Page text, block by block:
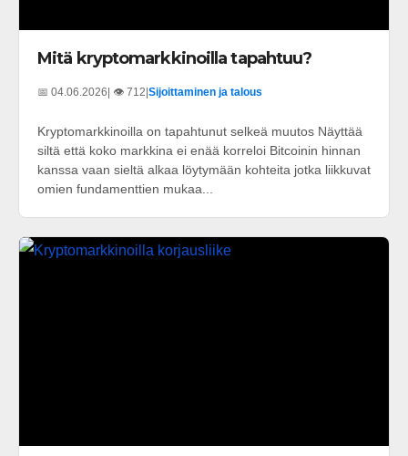
Mitä kryptomarkkinoilla tapahtuu?
📅 04.06.2026 | 👁️ 712 Sijoittaminen ja talous
Kryptomarkkinoilla on tapahtunut selkeä muutos Näyttää
siltä että koko markkina ei enää korreloi Bitcoinin hinnan
kanssa vaan sieltä alkaa löytymään kohteita jotka liikkuvat
omien fundamenttien mukaa...